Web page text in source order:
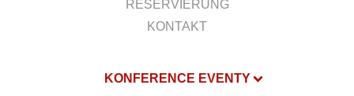
RESERVIERUNG
KONTAKT
KONFERENCE EVENTY